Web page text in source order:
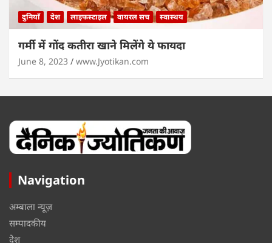
दुनियाँ देश लाइफस्टाइल वायरल सच स्वास्थय
गर्मी में गोंद कतीरा खाने मिलेंगे ये फायदा
June 8, 2023 www.Jyotikan.com
Navigation
अम्बाला न्यूज़
सम्पादकीय
देश